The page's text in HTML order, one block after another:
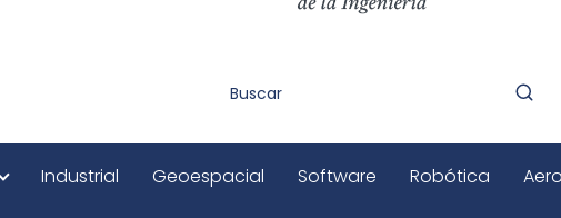
Industrial Geoespacial Software Robótica